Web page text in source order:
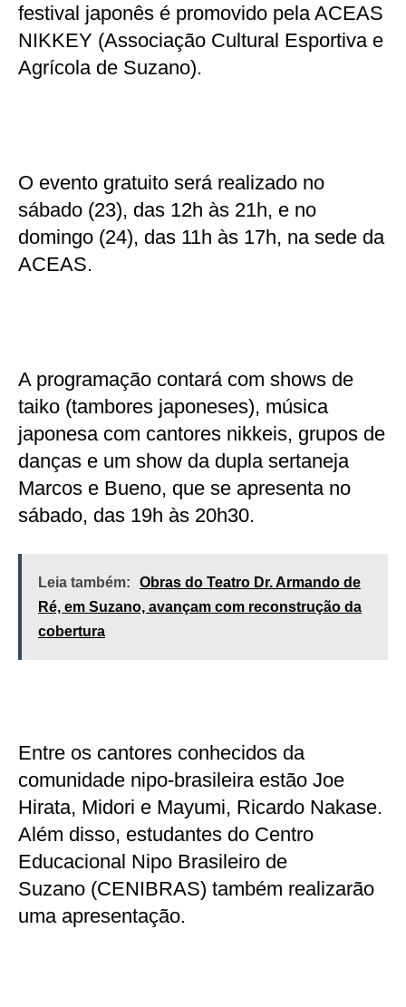
festival japonês é promovido pela ACEAS
NIKKEY (Associação Cultural Esportiva e
Agrícola de Suzano).
O evento gratuito será realizado no
sábado (23), das 12h às 21h, e no
domingo (24), das 11h às 17h, na sede da
ACEAS.
A programação contará com shows de
taiko (tambores japoneses), música
japonesa com cantores nikkeis, grupos de
danças e um show da dupla sertaneja
Marcos e Bueno, que se apresenta no
sábado, das 19h às 20h30.
Leia também:
Obras do Teatro Dr. Armando de
Ré, em Suzano, avançam com reconstrução da
cobertura
Entre os cantores conhecidos da
comunidade nipo-brasileira estão Joe
Hirata, Midori e Mayumi, Ricardo Nakase.
Além disso, estudantes do Centro
Educacional Nipo Brasileiro de
Suzano (CENIBRAS) também realizarão
uma apresentação.